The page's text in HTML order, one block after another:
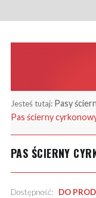
Jesteś tutaj: Pasy
Pas ścierny
PAS ŚCIERNY
Dostępność: DO